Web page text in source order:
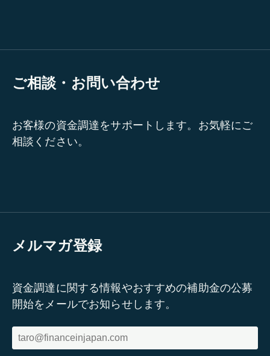
ご相談・お問い合わせ
お客様の資金調達をサポートします。お気軽にご
相談ください。
メルマガ登録
資金調達に関する情報やおすすめの補助金の公募
開始をメールでお知らせします。